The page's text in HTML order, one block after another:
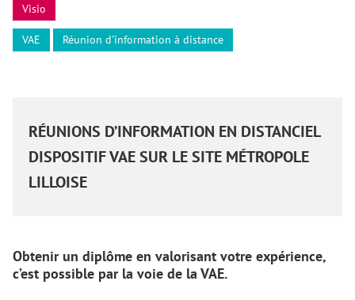
Visio
VAE Réunion d'information à distance
RÉUNIONS D’INFORMATION EN DISTANCIEL
DISPOSITIF VAE SUR LE SITE MÉTROPOLE
LILLOISE
Obtenir un diplôme en valorisant votre expérience,
c’est possible par la voie de la VAE.